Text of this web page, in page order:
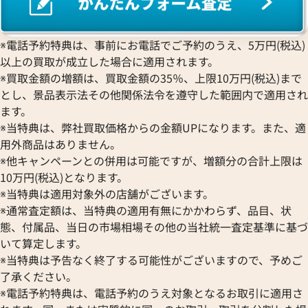
エルメス ツイリー スカーフ シルク
参考買取価格
26,000円
2026年2月3日時点
エルメス ツイリ
参考買取価格
25,000円
2025年10月3日時
※電話予約特典は、事前にお電話でご予約のうえ、5万円(税込)
以上の買取が成立した場合に適用されます。
※買取金額の増額は、買取金額の35％、上限10万円(税込)まで
とし、景品表示法その他関係法令を遵守した範囲内で適用され
ます。
※当特典は、弊社買取価格からの金額UPになります。また、適
用外商品はありません。
※他キャンペーンとの併用は可能ですが、増額分の合計上限は
10万円(税込)となります。
※当特典は適用対象外の店舗がございます。
※通常査定額は、当特典の適用有無にかかわらず、品目、状
態、付属品、当日の市場相場その他の当社統一査定基準に基づ
いて算定します。
※当特典は予告なく終了する可能性がございますので、予めご
了承ください。
※電話予約特典は、電話予約のうえ対象となるお取引に適用さ